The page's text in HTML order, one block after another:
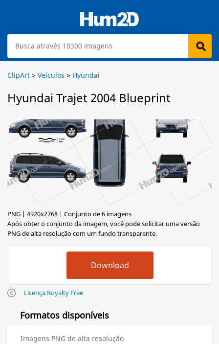
ClipArt > Veículos > Hyundai
Hyundai Trajet 2004 Blueprint
PNG | 4920x2768 | Conjunto de 6 imagens
Após obter o conjunto da imagem, você pode solicitar uma versão
PNG de alta resolução com um fundo transparente.
Licença Royalty Free
Formatos disponíveis
Imagens PNG de alta resolução